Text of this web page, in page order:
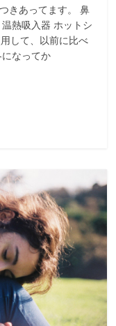
きあってます。 鼻
熱吸入器 ホットシ
して、以前に比べ
なってか